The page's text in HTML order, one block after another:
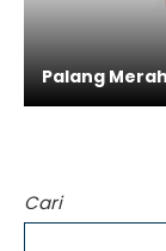
Palang
Cari